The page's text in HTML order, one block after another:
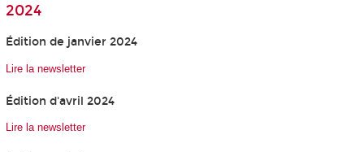
2024
Édition de janvier 2024
Lire la newsletter
Édition d'avril 2024
Lire la newsletter